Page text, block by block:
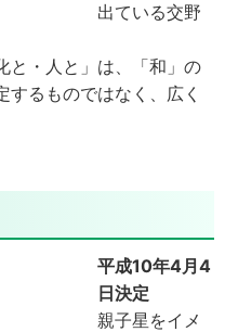
出ている交野
・人と」は、「和」の
るものではなく、広く
平成10年4月4
日決定
親子星をイメ